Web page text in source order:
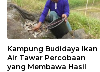
Kampung Budidaya Ikan
Air Tawar Percobaan
yang Membawa Hasil